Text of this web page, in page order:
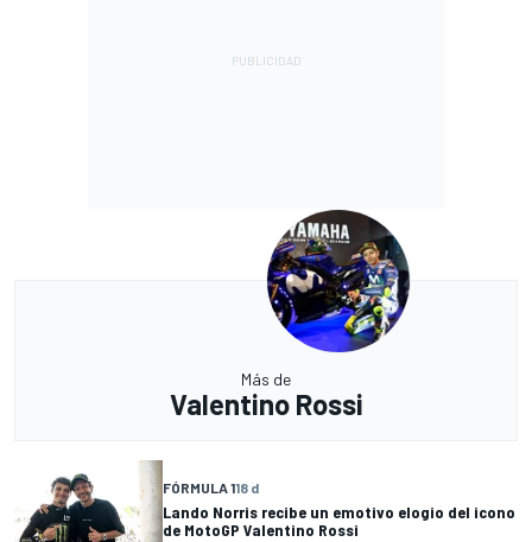
Más de
Valentino Rossi
FÓRMULA 118 d
Lando Norris recibe un emotivo elogio del icono
de MotoGP Valentino Rossi